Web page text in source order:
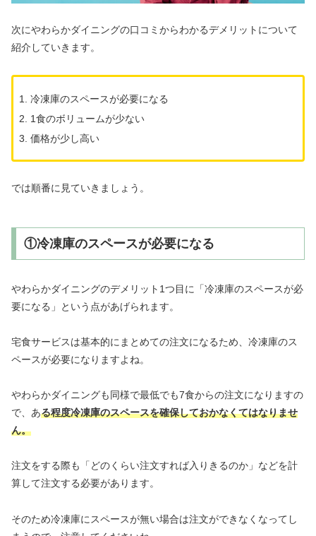
次にやわらかダイニングの口コミからわかるデメリットについて
紹介していきます。
冷凍庫のスペースが必要になる
1食のボリュームが少ない
価格が少し高い
では順番に見ていきましょう。
①冷凍庫のスペースが必要になる
やわらかダイニングのデメリット1つ目に「冷凍庫のスペースが必
要になる」という点があげられます。
宅食サービスは基本的にまとめての注文になるため、冷凍庫のス
ペースが必要になりますよね。
やわらかダイニングも同様で最低でも7食からの注文になりますの
で、ある程度冷凍庫のスペースを確保しておかなくてはなりませ
ん。
注文をする際も「どのくらい注文すれば入りきるのか」などを計
算して注文する必要があります。
そのため冷凍庫にスペースが無い場合は注文ができなくなってし